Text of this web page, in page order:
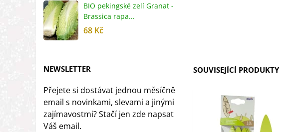
BIO pekingské zelí Granat -
Brassica rapa...
68 Kč
NEWSLETTER
Přejete si dostávat jednou měsíčně
email s novinkami, slevami a jinými
zajímavostmi? Stačí jen zde napsat
Váš email.
SOUVISEJÍCÍ PRODUKTY